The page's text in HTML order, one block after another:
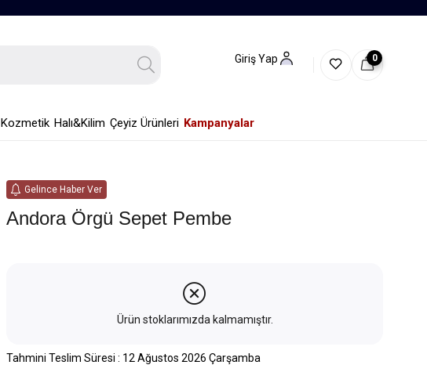
Giriş Yap 0
Kozmetik Halı&Kilim Çeyiz Ürünleri Kampanyalar
Gelince Haber Ver
Andora Örgü Sepet Pembe
Ürün stoklarımızda kalmamıştır.
Tahmini Teslim Süresi : 12 Ağustos 2026 Çarşamba